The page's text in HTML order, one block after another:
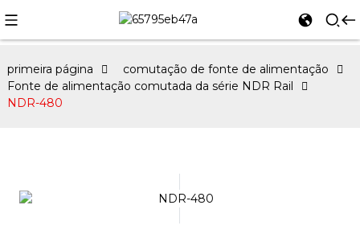
primeira página
comutação de fonte de alimentação
Fonte de alimentação comutada da série NDR Rail
NDR-480